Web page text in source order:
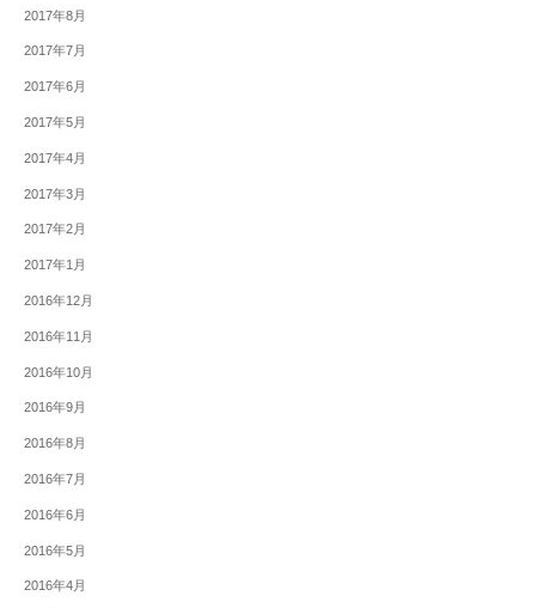
2017年8月
2017年7月
2017年6月
2017年5月
2017年4月
2017年3月
2017年2月
2017年1月
2016年12月
2016年11月
2016年10月
2016年9月
2016年8月
2016年7月
2016年6月
2016年5月
2016年4月